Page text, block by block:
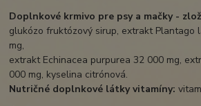
Doplnkové krmivo pre psy a mačky -
glukózo fruktózový sirup, extrakt Plantago
mg,
extrakt Echinacea purpurea 32 000 mg,
000 mg, kyselina citrónová.
Nutričné ​​doplnkové látky vitamíny: